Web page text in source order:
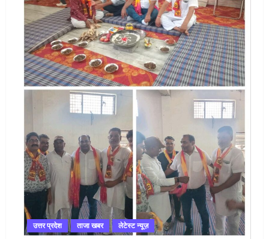
उत्तर प्रदेश ताजा खबर लेटेस्ट न्यूज़